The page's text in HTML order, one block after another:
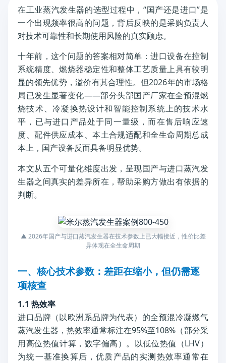
在工业蒸汽发生器的选型过程中，“国产还是进口”是
一个出现频率很高的问题，背后反映的是采购负责人
对技术可靠性和长期使用风险的真实顾虑。
十年前，这个问题的答案相对简单：进口设备在控制
系统精度、燃烧器稳定性和整体工艺质量上具有较明
显的领先优势，溢价有其合理性。但2026年的市场格
局已发生显著变化——部分头部国产厂家在全预混燃
烧技术、冷凝换热设计和智能控制系统上的技术水
平，已与进口产品处于同一量级，而在售后响应速
度、配件供应成本、本土合规适配和全生命周期总成
本上，国产设备反而具备明显优势。
本文从五个可量化维度出发，呈现国产与进口蒸汽发
生器之间真实的差异所在，帮助采购方做出有依据的
判断。
▲ 2026年国产与进口蒸汽发生器在技术参数上已大幅接近，性价比差
异体现在全生命周期
一、核心技术参数：差距在缩小，但仍需逐
项核查
1.1 热效率
进口品牌（以欧洲系品牌为代表）的全预混冷凝燃气
蒸汽发生器，热效率通常标注在95%至108%（部分采
用高位热值计算，数字偏高）。以低位热值（LHV）
为统一基准换算后，优质产品的实测热效率通常在